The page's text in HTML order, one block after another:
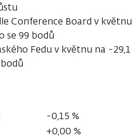
Conference Board v květnu
se 99 bodů
Fedu v květnu na -29,1
-0,15 %
+0,00 %